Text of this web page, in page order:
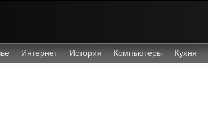
Интернет История Компьютеры Кухня